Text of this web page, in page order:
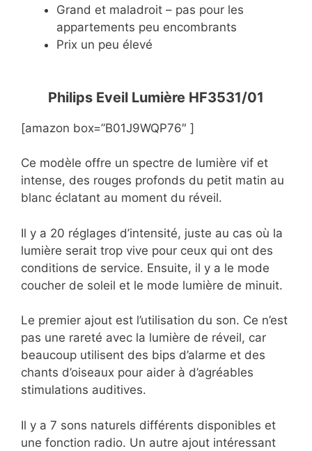
Grand et maladroit – pas pour les
appartements peu encombrants
Prix un peu élevé
Philips Eveil Lumière HF3531/01
[amazon box=”B01J9WQP76″ ]
Ce modèle offre un spectre de lumière vif et
intense, des rouges profonds du petit matin au
blanc éclatant au moment du réveil.
Il y a 20 réglages d’intensité, juste au cas où la
lumière serait trop vive pour ceux qui ont des
conditions de service. Ensuite, il y a le mode
coucher de soleil et le mode lumière de minuit.
Le premier ajout est l’utilisation du son. Ce n’est
pas une rareté avec la lumière de réveil, car
beaucoup utilisent des bips d’alarme et des
chants d’oiseaux pour aider à d’agréables
stimulations auditives.
Il y a 7 sons naturels différents disponibles et
une fonction radio. Un autre ajout intéressant